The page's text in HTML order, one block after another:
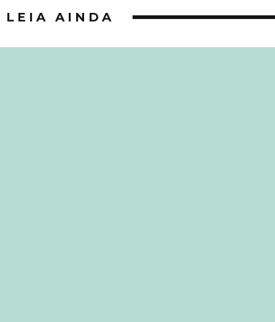
LEIA AINDA